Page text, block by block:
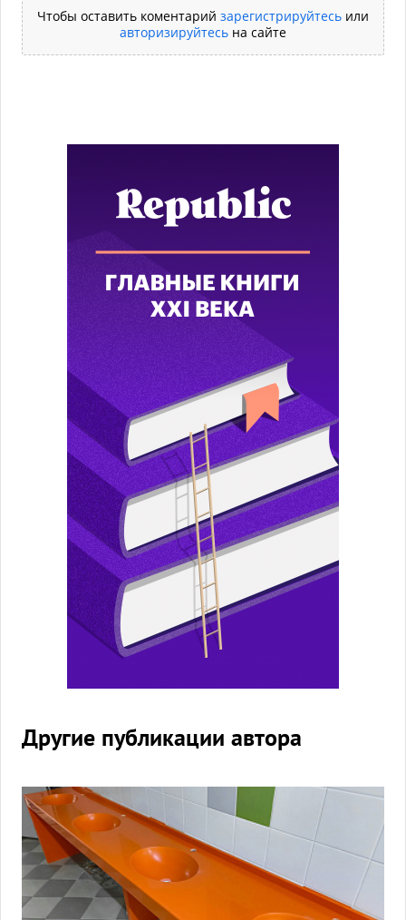
Чтобы оставить коментарий зарегистрируйтесь или
авторизируйтесь на сайте
Другие публикации автора